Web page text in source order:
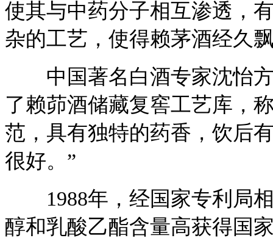
使其与中药分子相互渗透，
杂的工艺，使得赖茅酒经久
中国著名白酒专家沈怡方
了赖茆酒储藏复窖工艺库，
范，具有独特的药香，饮后
很好。”
1988年，经国家专利局相
醇和乳酸乙酯含量高获得国